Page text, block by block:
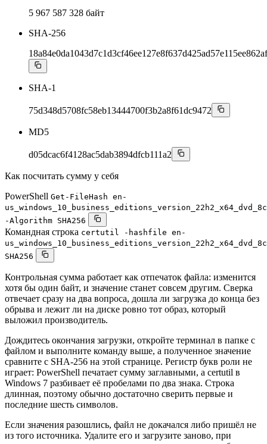
5 967 587 328 байт
SHA-256
SHA-1
75d348d5708fc58eb13444700f3b2a8f61dc9472
MD5
d05dcac6f4128ac5dab3894dfcb111a2
Как посчитать сумму у себя
PowerShell Get-FileHash en-
-Algorithm SHA256
Командная строка certutil -hashfile en-
SHA256
Контрольная сумма работает как отпечаток файла: изменится
хотя бы один байт, и значение станет совсем другим. Сверка
отвечает сразу на два вопроса, дошла ли загрузка до конца без
обрыва и лежит ли на диске ровно тот образ, который
выложил производитель.
Дождитесь окончания загрузки, откройте терминал в папке с
файлом и выполните команду выше, а полученное значение
сравните с SHA-256 на этой странице. Регистр букв роли не
играет: PowerShell печатает сумму заглавными, а certutil в
Windows 7 разбивает её пробелами по два знака. Строка
длинная, поэтому обычно достаточно сверить первые и
последние шесть символов.
Если значения разошлись, файл не докачался либо пришёл не
из того источника. Удалите его и загрузите заново, при